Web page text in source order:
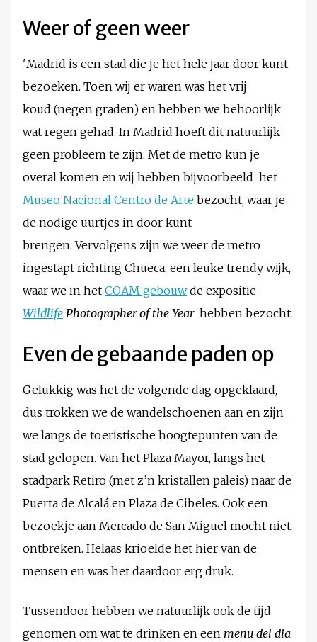
Weer of geen weer
'Madrid is een stad die je het hele jaar door kunt
bezoeken. Toen wij er waren was het vrij
koud (negen graden) en hebben we behoorlijk
wat regen gehad. In Madrid hoeft dit natuurlijk
geen probleem te zijn. Met de metro kun je
overal komen en wij hebben bijvoorbeeld het
Museo Nacional Centro de Arte bezocht, waar je
de nodige uurtjes in door kunt
brengen. Vervolgens zijn we weer de metro
ingestapt richting Chueca, een leuke trendy wijk,
waar we in het COAM gebouwde expositie
Wildlife Photographer of the Yearhebben bezocht.
Even de gebaande paden op
Gelukkig was het de volgende dag opgeklaard,
dus trokken we de wandelschoenen aan en zijn
we langs de toeristische hoogtepunten van de
stad gelopen. Van het Plaza Mayor, langs het
stadpark Retiro (met z’n kristallen paleis) naar de
Puerta de Alcalá en Plaza de Cibeles. Ook een
bezoekje aan Mercado de San Miguel mocht niet
ontbreken. Helaas krioelde het hier van de
mensen en was het daardoor erg druk.
Tussendoor hebben we natuurlijk ook de tijd
genomen om wat te drinken en een menu del dia